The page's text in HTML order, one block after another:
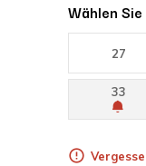
Wählen
27
33